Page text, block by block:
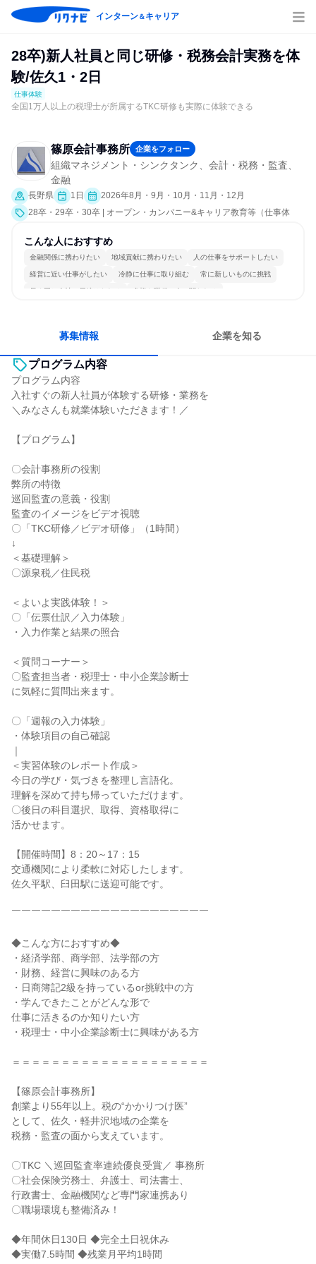
インターン＆キャリア
28卒)新人社員と同じ研修・税務会計実務を体
験/佐久1・2日
仕事体験
全国1万人以上の税理士が所属するTKC研修も実際に体験できる
篠原会計事務所 企業をフォロー
組織マネジメント・シンクタンク、会計・税務・監査、
金融
長野県 1日
2026年8月・9月・10月・11月・12月
28卒・29卒・30卒 | オープン・カンパニー&キャリア教育等（仕事体
こんな人におすすめ
金融関係に携わりたい 地域貢献に携わりたい 人の仕事をサポートしたい
経営に近い仕事がしたい 冷静に仕事に取り組む 常に新しいものに挑戦
長く同じ会社に居続けられる 多様な職種の人と関われる
募集情報 企業を知る
プログラム内容
プログラム内容
入社すぐの新人社員が体験する研修・業務を
＼みなさんも就業体験いただきます！／
【プログラム】
〇会計事務所の役割
弊所の特徴
巡回監査の意義・役割
監査のイメージをビデオ視聴
〇「TKC研修／ビデオ研修」（1時間）
↓
＜基礎理解＞
〇源泉税／住民税
＜よいよ実践体験！＞
〇「伝票仕訳／入力体験」
・入力作業と結果の照合
＜質問コーナー＞
〇監査担当者・税理士・中小企業診断士
に気軽に質問出来ます。
〇「週報の入力体験」
・体験項目の自己確認
｜
＜実習体験のレポート作成＞
今日の学び・気づきを整理し言語化。
理解を深めて持ち帰っていただけます。
〇後日の科目選択、取得、資格取得に
活かせます。
【開催時間】8：20～17：15
交通機関により柔軟に対応したします。
佐久平駅、臼田駅に送迎可能です。
￣￣￣￣￣￣￣￣￣￣￣￣￣￣￣￣￣￣￣￣
◆こんな方におすすめ◆
・経済学部、商学部、法学部の方
・財務、経営に興味のある方
・日商簿記2級を持っているor挑戦中の方
・学んできたことがどんな形で
仕事に活きるのか知りたい方
・税理士・中小企業診断士に興味がある方
＝＝＝＝＝＝＝＝＝＝＝＝＝＝＝＝＝＝＝＝
【篠原会計事務所】
創業より55年以上。税の“かかりつけ医”
として、佐久・軽井沢地域の企業を
税務・監査の面から支えています。
〇TKC ＼巡回監査率連続優良受賞／ 事務所
〇社会保険労務士、弁護士、司法書士、
行政書士、金融機関など専門家連携あり
〇職場環境も整備済み！
◆年間休日130日 ◆完全土日祝休み
◆実働7.5時間 ◆残業月平均1時間